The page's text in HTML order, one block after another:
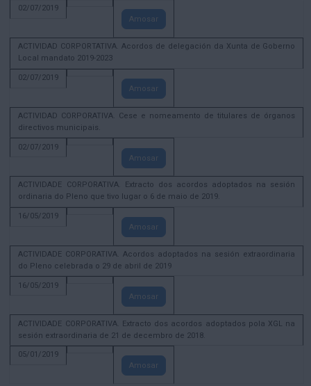
02/07/2019
Amosar
ACTIVIDAD CORPORTATIVA. Acordos de delegación da Xunta de Goberno
Local mandato 2019-2023
02/07/2019
Amosar
ACTIVIDAD CORPORATIVA. Cese e nomeamento de titulares de órganos
directivos municipais.
02/07/2019
Amosar
ACTIVIDADE CORPORATIVA. Extracto dos acordos adoptados na sesión
ordinaria do Pleno que tivo lugar o 6 de maio de 2019.
16/05/2019
Amosar
ACTIVIDADE CORPORATIVA. Acordos adoptados na sesión extraordinaria
do Pleno celebrada o 29 de abril de 2019
16/05/2019
Amosar
ACTIVIDADE CORPORATIVA. Extracto dos acordos adoptados pola XGL na
sesión extraordinaria de 21 de decembro de 2018.
05/01/2019
Amosar